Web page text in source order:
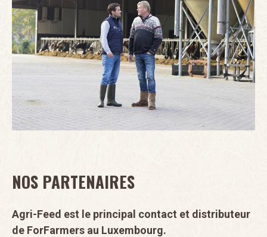
NOS PARTENAIRES
Agri-Feed est le principal contact et distributeur
de ForFarmers au Luxembourg.